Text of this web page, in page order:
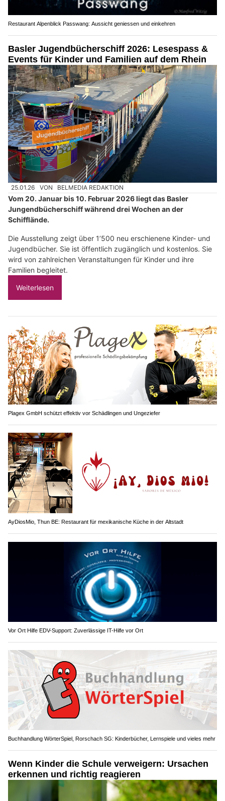
Restaurant Alpenblick Passwang: Aussicht geniessen und einkehren
Basler Jugendbücherschiff 2026: Lesespass &
Events für Kinder und Familien auf dem Rhein
25.01.26 VON BELMEDIA REDAKTION
Vom 20. Januar bis 10. Februar 2026 liegt das Basler
Jungendbücherschiff während drei Wochen an der
Schifflände.
Die Ausstellung zeigt über 1’500 neu erschienene Kinder- und
Jugendbücher. Sie ist öffentlich zugänglich und kostenlos. Sie
wird von zahlreichen Veranstaltungen für Kinder und ihre
Familien begleitet.
Weiterlesen
Plagex GmbH schützt effektiv vor Schädlingen und Ungeziefer
AyDiosMio, Thun BE: Restaurant für mexikanische Küche in der Altstadt
Vor Ort Hilfe EDV-Support: Zuverlässige IT-Hilfe vor Ort
Buchhandlung WörterSpiel, Rorschach SG: Kinderbücher, Lernspiele und vieles mehr
Wenn Kinder die Schule verweigern: Ursachen
erkennen und richtig reagieren